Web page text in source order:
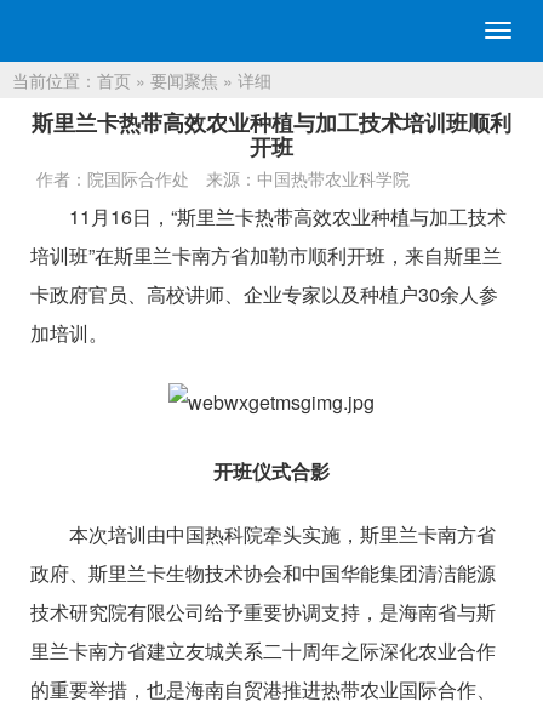
切
换
航
当前位置： 首页 » 要闻聚焦 » 详细
斯里兰卡热带高效农业种植与加工技术培训班顺利
开班
作者：院国际合作处 来源：中国热带农业科学院
11月16日，“斯里兰卡热带高效农业种植与加工技术
培训班”在斯里兰卡南方省加勒市顺利开班，来自斯里兰
卡政府官员、高校讲师、企业专家以及种植户30余人参
加培训。
开班仪式合影
本次培训由中国热科院牵头实施，斯里兰卡南方省
政府、斯里兰卡生物技术协会和中国华能集团清洁能源
技术研究院有限公司给予重要协调支持，是海南省与斯
里兰卡南方省建立友城关系二十周年之际深化农业合作
的重要举措，也是海南自贸港推进热带农业国际合作、